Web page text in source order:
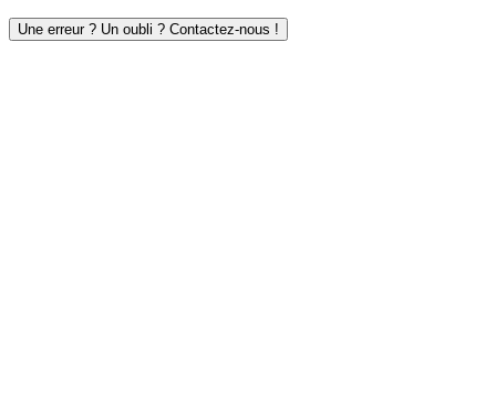
Une erreur ? Un oubli ? Contactez-nous !